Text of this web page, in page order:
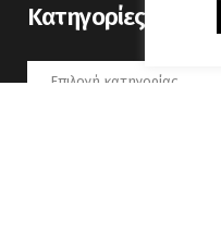
Kατηγορίες
Kατηγορίες